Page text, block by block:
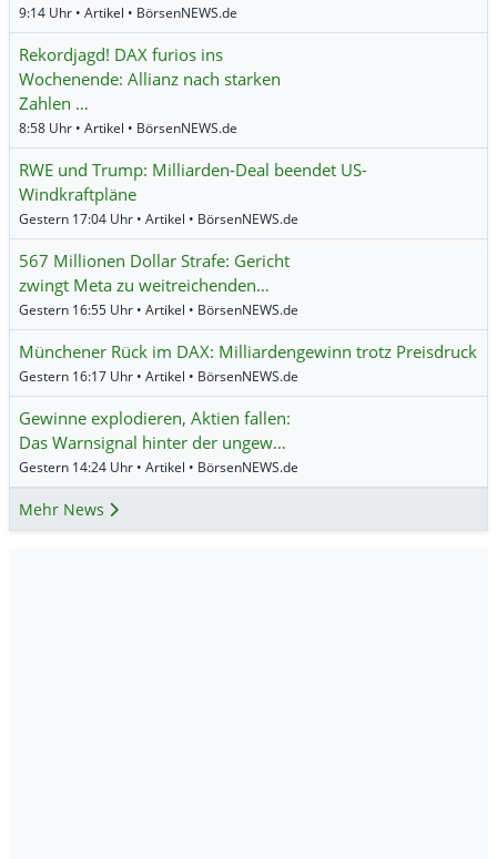
9:14 Uhr • Artikel • BörsenNEWS.de
Rekordjagd! DAX furios ins
Wochenende: Allianz nach starken
Zahlen …
8:58 Uhr • Artikel • BörsenNEWS.de
RWE und Trump: Milliarden-Deal beendet US-
Windkraftpläne
Gestern 17:04 Uhr • Artikel • BörsenNEWS.de
567 Millionen Dollar Strafe: Gericht
zwingt Meta zu weitreichenden…
Gestern 16:55 Uhr • Artikel • BörsenNEWS.de
Münchener Rück im DAX: Milliardengewinn trotz Preisdruck
Gestern 16:17 Uhr • Artikel • BörsenNEWS.de
Gewinne explodieren, Aktien fallen:
Das Warnsignal hinter der ungew…
Gestern 14:24 Uhr • Artikel • BörsenNEWS.de
Mehr News